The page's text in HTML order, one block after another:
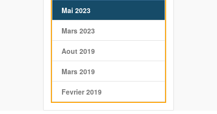
Mai 2023
Mars 2023
Aout 2019
Mars 2019
Fevrier 2019